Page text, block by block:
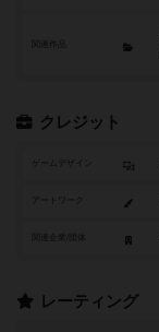
関連作品
クレジット
ゲームデザイン
アートワーク
レーティング